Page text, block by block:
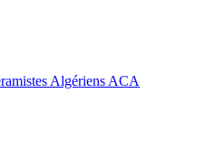
Algériens ACA